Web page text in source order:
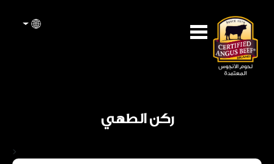
ركن الطهي
<